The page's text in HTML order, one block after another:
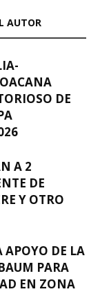
AUTOR
DE
A 2
DE
Y OTRO
APOYO DE LA
PARA
EN ZONA